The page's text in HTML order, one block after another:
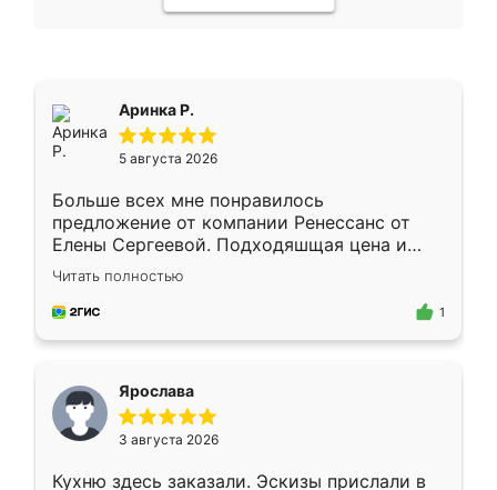
Аринка Р.
5 августа 2026
Больше всех мне понравилось
предложение от компании Ренессанс от
Елены Сергеевой. Подходяшщая цена и
короткие сроки изготовления. Приехавший
для замера сотрудник Владислав
предложил по моему эскизу самый
Читать полностью
1
Ярослава
3 августа 2026
Кухню здесь заказали. Эскизы прислали в